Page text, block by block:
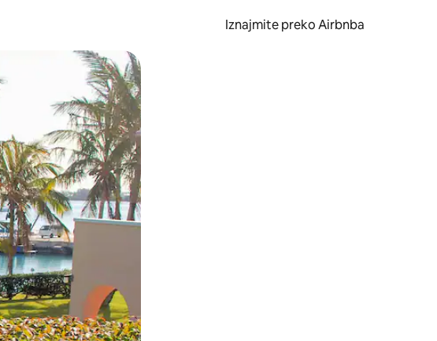
Iznajmite preko Airbnba
i dodirom ili prelaskom prstom po zaslonu.